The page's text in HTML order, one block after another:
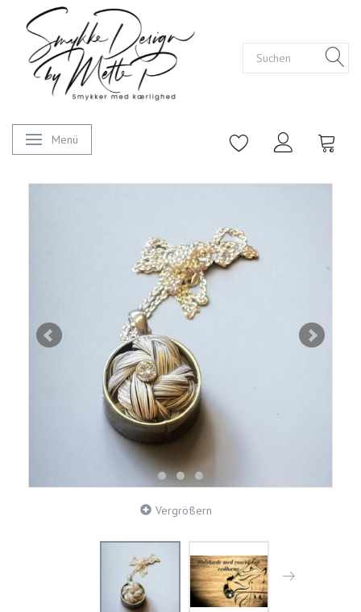
Anzeige ändern
Menü
Vergrößern